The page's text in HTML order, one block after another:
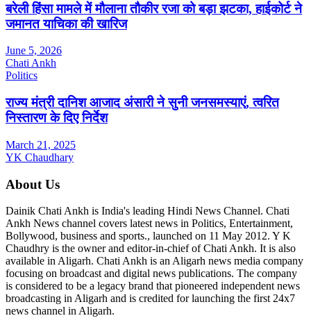
बरेली हिंसा मामले में मौलाना तौकीर रजा को बड़ा झटका, हाईकोर्ट ने
जमानत याचिका की खारिज
June 5, 2026
Chati Ankh
Politics
राज्य मंत्री दानिश आजाद अंसारी ने सुनी जनसमस्याएं, त्वरित
निस्तारण के दिए निर्देश
March 21, 2025
YK Chaudhary
About Us
Dainik Chati Ankh is India's leading Hindi News Channel. Chati
Ankh News channel covers latest news in Politics, Entertainment,
Bollywood, business and sports., launched on 11 May 2012. Y K
Chaudhry is the owner and editor-in-chief of Chati Ankh. It is also
available in Aligarh. Chati Ankh is an Aligarh news media company
focusing on broadcast and digital news publications. The company
is considered to be a legacy brand that pioneered independent news
broadcasting in Aligarh and is credited for launching the first 24x7
news channel in Aligarh.